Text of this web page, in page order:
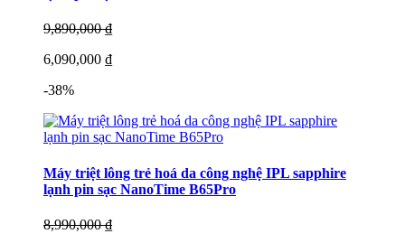
9,890,000 ₫
6,090,000 ₫
-38%
Máy triệt lông trẻ hoá da công nghệ IPL sapphire
lạnh pin sạc NanoTime B65Pro
8,990,000 ₫